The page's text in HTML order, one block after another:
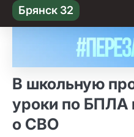
Skip
to content
Брянск 32
В школьную
уроки по БПЛА
о СВО